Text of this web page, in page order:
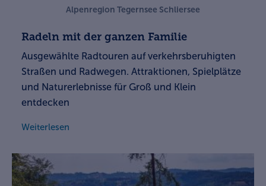
Alpenregion Tegernsee Schliersee
Radeln mit der ganzen Familie
Ausgewählte Radtouren auf verkehrsberuhigten
Straßen und Radwegen. Attraktionen, Spielplätze
und Naturerlebnisse für Groß und Klein
entdecken
Weiterlesen